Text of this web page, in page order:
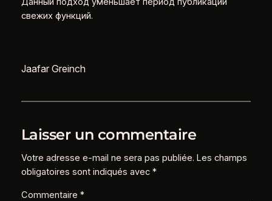
свежих функций.
Jaafar Greinch
Laisser un commentaire
Votre adresse e-mail ne sera pas publiée. Les champs
obligatoires sont indiqués avec *
Commentaire *